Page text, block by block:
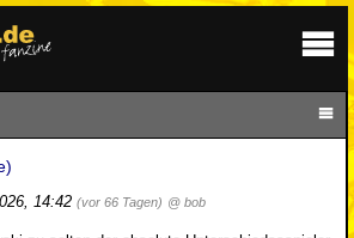
14:42 (vor 66 Tagen) @ bob